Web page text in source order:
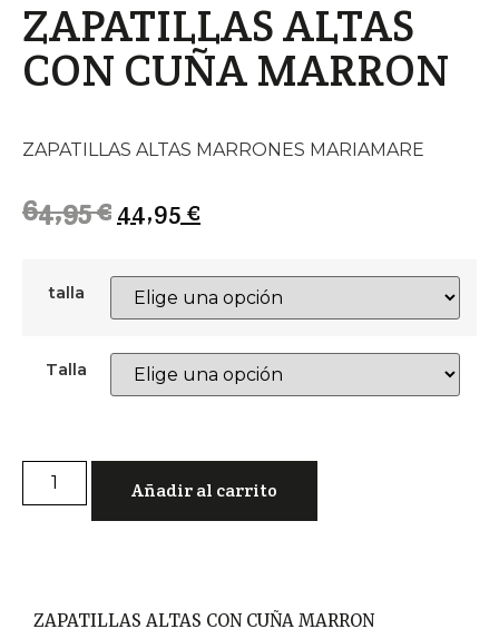
ZAPATILLAS ALTAS
CON CUÑA MARRON
ZAPATILLAS ALTAS MARRONES MARIAMARE
64,95€ 44,95 €
talla
Talla
Añadir al carrito
ZAPATILLAS ALTAS CON CUÑA MARRON